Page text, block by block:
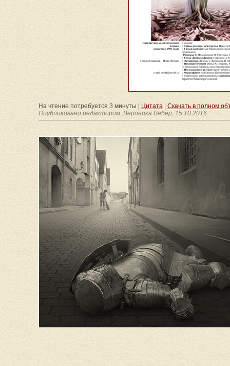
На чтение потребуется 3 минуты | Цитата
Скачать в полном
Опубликовано редактором: Вероника Вебер, 15.10.2016